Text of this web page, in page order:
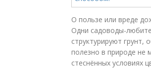
О пользе или вреде
Одни садоводы-
структурируют грунт,
полезно в природе не
стеснённых условиях